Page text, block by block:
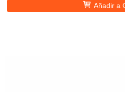
Añadir a